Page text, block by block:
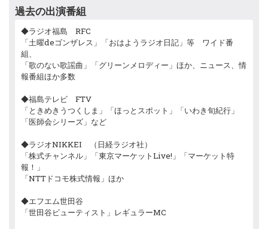
過去の出演番組
◆ラジオ福島 RFC
「土曜deゴンザレス」「おはようラジオ日記」等 ワイド番
組、
「歌のない歌謡曲」「グリーンメロディー」ほか、ニュース、情
報番組ほか多数
◆福島テレビ FTV
「ときめきうつくしま」「ほっとスポット」「いわき旬紀行」
「医師会シリーズ」など
◆ラジオNIKKEI （日経ラジオ社）
「株式チャンネル」「東京マーケットLive!」「マーケット特
報！」
「NTTドコモ株式情報」ほか
◆エフエム世田谷
「世田谷ビューティスト」レギュラーMC